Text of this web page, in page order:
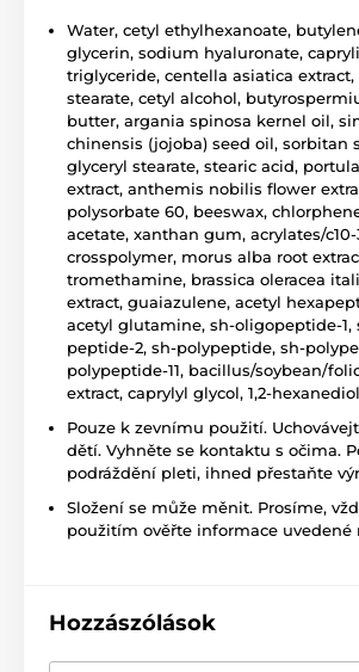
Water, cetyl ethylhexanoate,
glycerin, sodium hyaluronate,
triglyceride, centella asiatica
stearate, cetyl alcohol,
butter, argania spinosa kernel oil,
chinensis (jojoba) seed oil, sorbitan
glyceryl stearate, stearic acid,
extract, anthemis nobilis flower
polysorbate 60, beeswax,
acetate, xanthan gum, acrylates/
crosspolymer, morus alba root
tromethamine, brassica oleracea
extract, guaiazulene, acetyl
acetyl glutamine, sh-oligopeptide-1,
peptide-2, sh-polypeptide, sh-
polypeptide-11, bacillus/soybean/
extract, caprylyl glycol, 1,2-
Pouze k zevnímu použití.
dětí. Vyhněte se kontaktu s očima.
podráždění pleti, ihned přestaňte
Složení se může měnit. Prosíme,
použitím ověřte informace uvedené
Hozzászólások